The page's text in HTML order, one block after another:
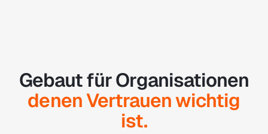
Gebaut für Organisationen
denen Vertrauen wichtig
ist.